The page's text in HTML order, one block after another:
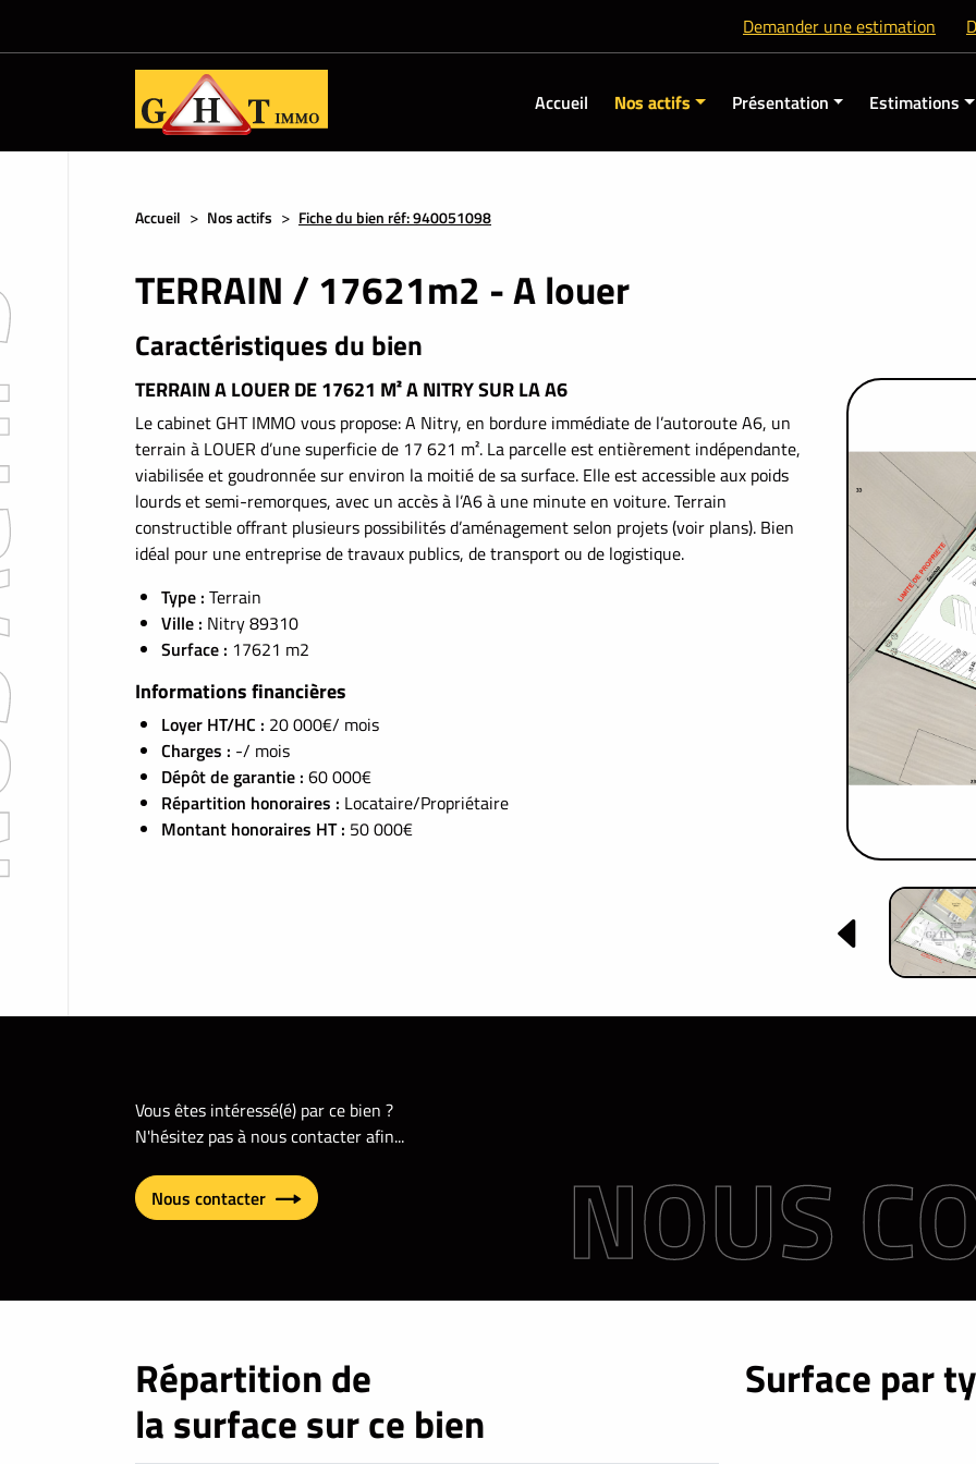
Demander une estimation
Accueil Nos actifs Présentation Estimations
Accueil Nos actifs Fiche du bien réf: 940051098
TERRAIN / 17621m2 - A louer
Caractéristiques du bien
TERRAIN A LOUER DE 17621 M² A NITRY SUR LA A6
Le cabinet GHT IMMO vous propose: A Nitry, en bordure immédiate de l’autoroute A6, un
terrain à LOUER d’une superficie de 17 621 m². La parcelle est entièrement indépendante,
viabilisée et goudronnée sur environ la moitié de sa surface. Elle est accessible aux poids
lourds et semi-remorques, avec un accès à l’A6 à une minute en voiture. Terrain
constructible offrant plusieurs possibilités d’aménagement selon projets (voir plans). Bien
idéal pour une entreprise de travaux publics, de transport ou de logistique.
Type : Terrain
Ville : Nitry 89310
Surface : 17621 m2
Informations financières
Loyer HT/HC : 20 000€/ mois
Charges : -/ mois
Dépôt de garantie : 60 000€
Répartition honoraires : Locataire/Propriétaire
Montant honoraires HT : 50 000€
Vous êtes intéressé(é) par ce bien ?
N'hésitez pas à nous contacter afin...
Nous contacter
Répartition de
la surface sur ce bien
Surface par